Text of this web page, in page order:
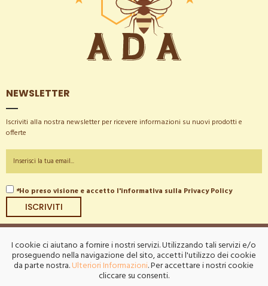
NEWSLETTER
Iscriviti alla nostra newsletter per ricevere informazioni su nuovi prodotti e
offerte
*Ho preso visione e accetto l'informativa sulla Privacy Policy
ISCRIVITI
Chi Siamo Privacy Site Map Spedizioni
Ordini & Resi
I cookie ci aiutano a fornire i nostri servizi. Utilizzando tali servizi e/o
proseguendo nella navigazione del sito, accetti l'utilizzo dei cookie
da parte nostra.Ulteriori Informazioni. Per accettare i nostri cookie
cliccare su consenti.